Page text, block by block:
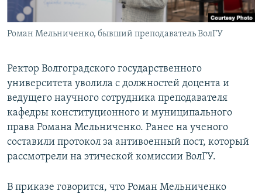
Все сайты РСЕ/РС
Роман Мельниченко, бывший преподаватель ВолГУ
Ректор Волгоградского государственного
университета уволила с должностей доцента и
ведущего научного сотрудника преподавателя
кафедры конституционного и муниципального
права Романа Мельниченко. Ранее на ученого
составили протокол за антивоенный пост, который
рассмотрели на этической комиссии ВолГУ.
В приказе говорится, что Роман Мельниченко